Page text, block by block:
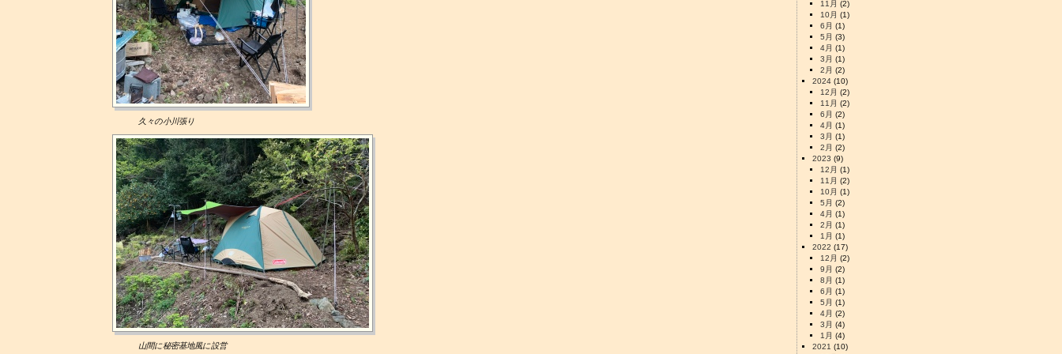
久々の小川張り
山間に秘密基地風に設営
11月 (2)
10月 (1)
6月 (1)
5月 (3)
4月 (1)
3月 (1)
2月 (2)
2024 (10)
12月 (2)
11月 (2)
6月 (2)
4月 (1)
3月 (1)
2月 (2)
2023 (9)
12月 (1)
11月 (2)
10月 (1)
5月 (2)
4月 (1)
2月 (1)
1月 (1)
2022 (17)
12月 (2)
9月 (2)
8月 (1)
6月 (1)
5月 (1)
4月 (2)
3月 (4)
1月 (4)
2021 (10)